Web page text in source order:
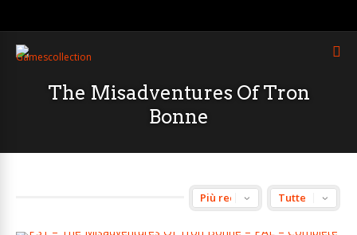
The Misadventures Of Tron
Bonne